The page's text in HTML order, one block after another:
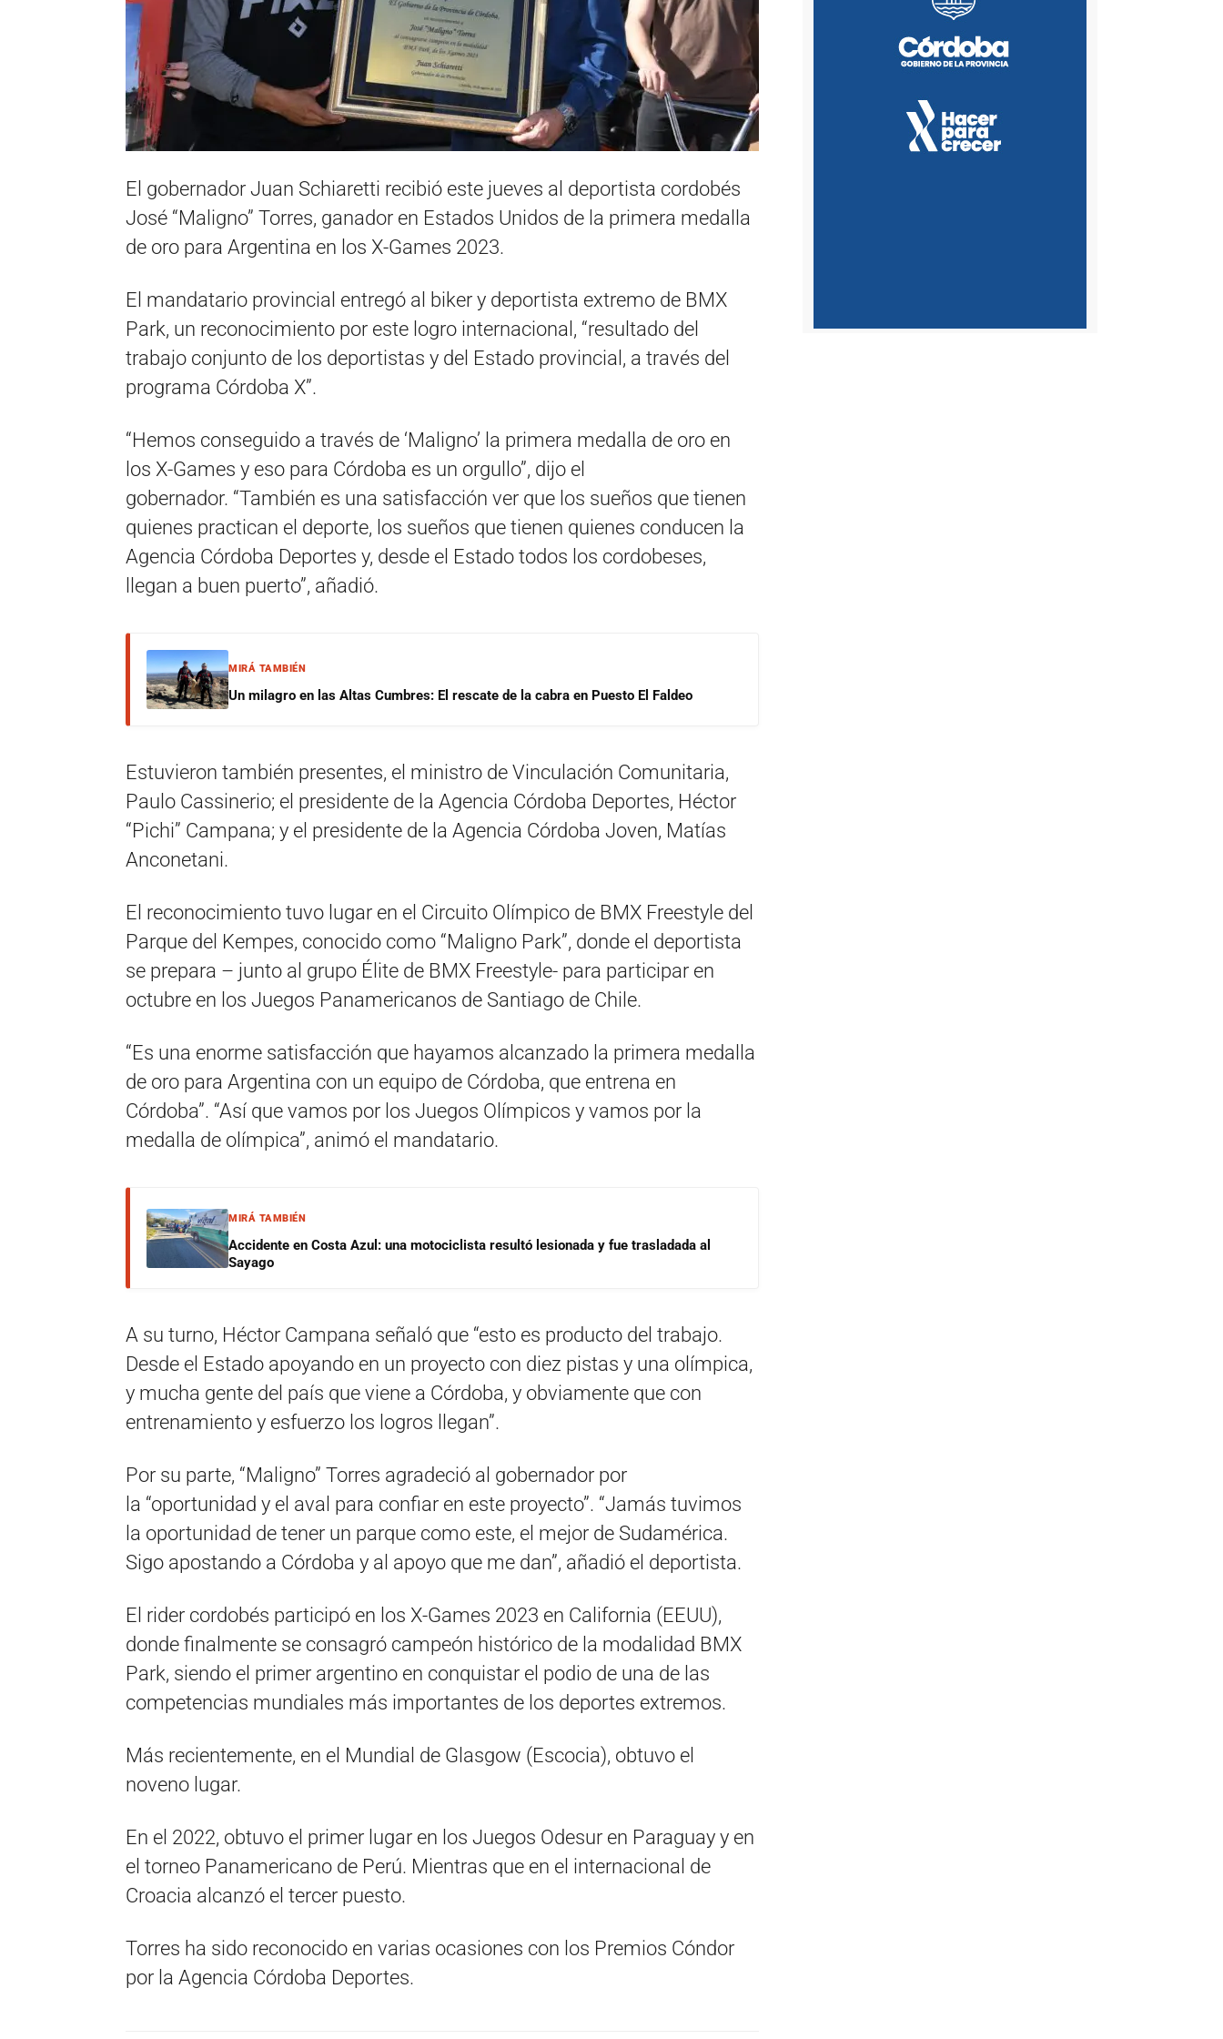
El gobernador Juan Schiaretti recibió este jueves al deportista cordobés
José “Maligno” Torres, ganador en Estados Unidos de la primera medalla
de oro para Argentina en los X-Games 2023.
El mandatario provincial entregó al biker y deportista extremo de BMX
Park, un reconocimiento por este logro internacional, “resultado del
trabajo conjunto de los deportistas y del Estado provincial, a través del
programa Córdoba X”.
“Hemos conseguido a través de ‘Maligno’ la primera medalla de oro en
los X-Games y eso para Córdoba es un orgullo”, dijo el
gobernador. “También es una satisfacción ver que los sueños que tienen
quienes practican el deporte, los sueños que tienen quienes conducen la
Agencia Córdoba Deportes y, desde el Estado todos los cordobeses,
llegan a buen puerto”, añadió.
MIRÁ TAMBIÉN
Un milagro en las Altas Cumbres: El rescate de la cabra en Puesto El Faldeo
Estuvieron también presentes, el ministro de Vinculación Comunitaria,
Paulo Cassinerio; el presidente de la Agencia Córdoba Deportes, Héctor
“Pichi” Campana; y el presidente de la Agencia Córdoba Joven, Matías
Anconetani.
El reconocimiento tuvo lugar en el Circuito Olímpico de BMX Freestyle del
Parque del Kempes, conocido como “Maligno Park”, donde el deportista
se prepara – junto al grupo Élite de BMX Freestyle- para participar en
octubre en los Juegos Panamericanos de Santiago de Chile.
“Es una enorme satisfacción que hayamos alcanzado la primera medalla
de oro para Argentina con un equipo de Córdoba, que entrena en
Córdoba”. “Así que vamos por los Juegos Olímpicos y vamos por la
medalla de olímpica”, animó el mandatario.
MIRÁ TAMBIÉN
Accidente en Costa Azul: una motociclista resultó lesionada y fue trasladada al
Sayago
A su turno, Héctor Campana señaló que “esto es producto del trabajo.
Desde el Estado apoyando en un proyecto con diez pistas y una olímpica,
y mucha gente del país que viene a Córdoba, y obviamente que con
entrenamiento y esfuerzo los logros llegan”.
Por su parte, “Maligno” Torres agradeció al gobernador por
la “oportunidad y el aval para confiar en este proyecto”. “Jamás tuvimos
la oportunidad de tener un parque como este, el mejor de Sudamérica.
Sigo apostando a Córdoba y al apoyo que me dan”, añadió el deportista.
El rider cordobés participó en los X-Games 2023 en California (EEUU),
donde finalmente se consagró campeón histórico de la modalidad BMX
Park, siendo el primer argentino en conquistar el podio de una de las
competencias mundiales más importantes de los deportes extremos.
Más recientemente, en el Mundial de Glasgow (Escocia), obtuvo el
noveno lugar.
En el 2022, obtuvo el primer lugar en los Juegos Odesur en Paraguay y en
el torneo Panamericano de Perú. Mientras que en el internacional de
Croacia alcanzó el tercer puesto.
Torres ha sido reconocido en varias ocasiones con los Premios Cóndor
por la Agencia Córdoba Deportes.